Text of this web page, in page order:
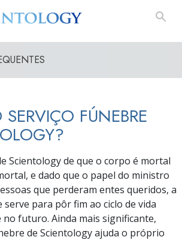
FÚNEBRE
Scientology de que o corpo é mortal
e dado que o papel do ministro
que perderam entes queridos, a
para pôr fim ao ciclo de vida
no futuro. Ainda mais significante,
de Scientology ajuda o próprio